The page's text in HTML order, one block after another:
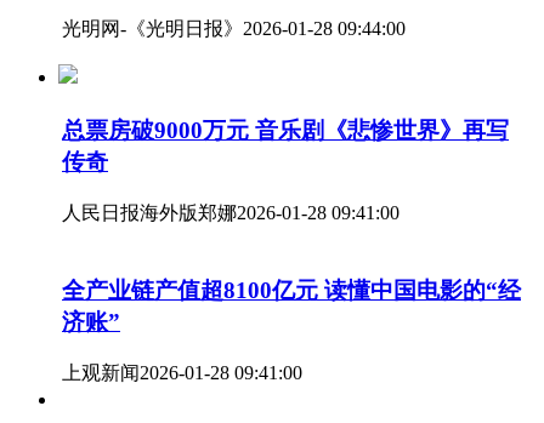
光明网-《光明日报》 2026-01-28 09:44:00
总票房破9000万元 音乐剧《悲惨世界》再写
传奇
人民日报海外版郑娜2026-01-28 09:41:00
全产业链产值超8100亿元 读懂中国电影的“经
济账”
上观新闻2026-01-28 09:41:00